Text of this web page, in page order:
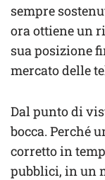
sempre
ora ottiene un
sua posizione
mercato delle
Dal punto di
bocca. Perché
corretto in
pubblici, in un